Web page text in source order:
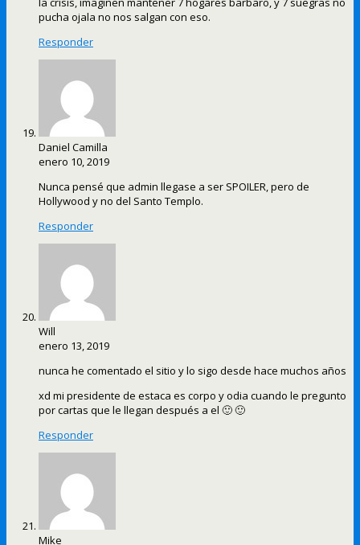
pucha ojala no nos salgan con eso.
Responder
Daniel Camilla
enero 10, 2019
Nunca pensé que admin llegase a ser SPOILER, pero de
Hollywood y no del Santo Templo.
Responder
Will
enero 13, 2019
nunca he comentado el sitio y lo sigo desde hace muchos años
xd mi presidente de estaca es corpo y odia cuando le pregunto
por cartas que le llegan después a el 🙂 🙂
Responder
Mike